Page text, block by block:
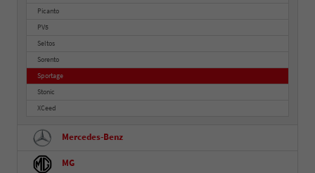
Picanto
PV5
Seltos
Sorento
Sportage
Stonic
XCeed
Mercedes-Benz
MG